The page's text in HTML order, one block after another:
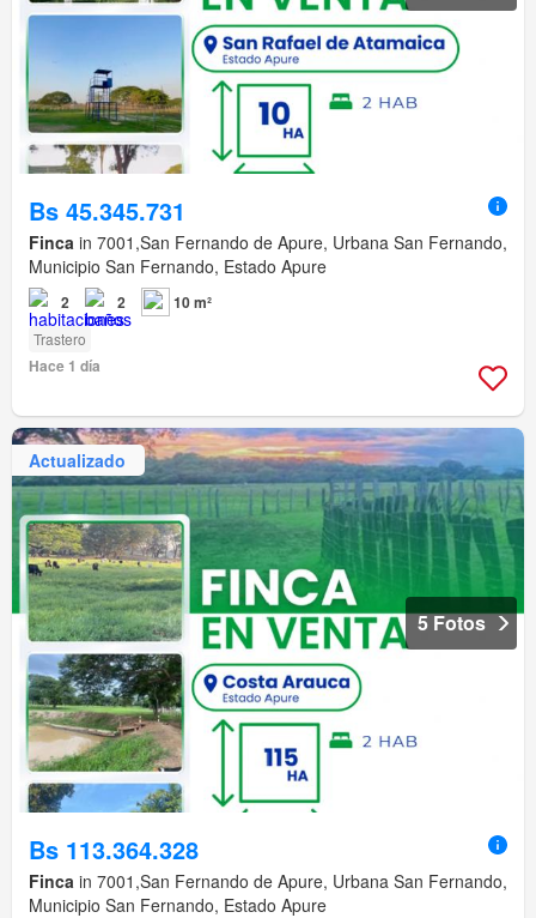
Bs 45.345.731
Finca in 7001,San Fernando de Apure, Urbana San Fernando,
Municipio San Fernando, Estado Apure
2 2 10 m²
Trastero
Hace 1 día
Actualizado
5 Fotos
Bs 113.364.328
Finca in 7001,San Fernando de Apure, Urbana San Fernando,
Municipio San Fernando, Estado Apure